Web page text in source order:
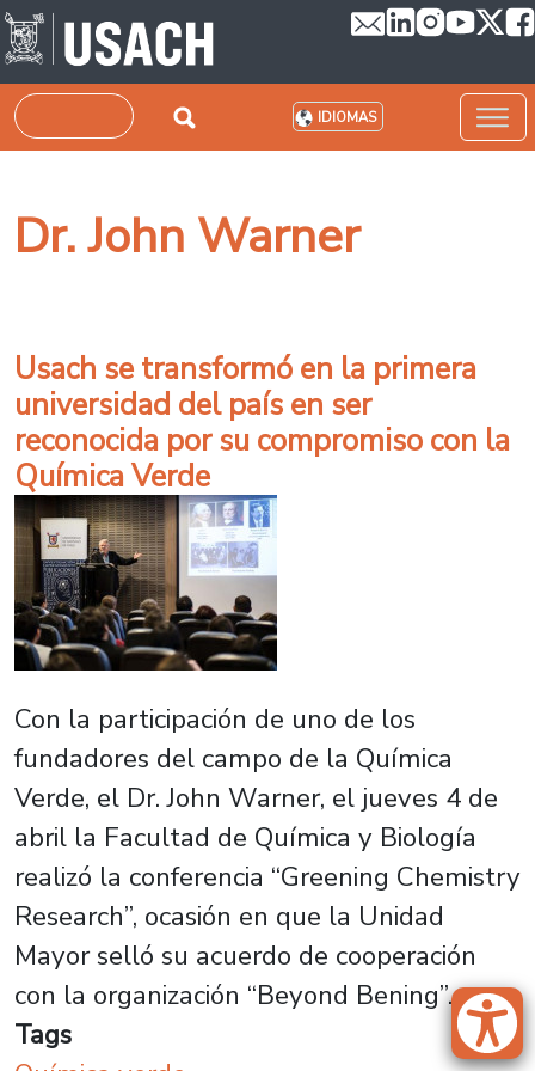
Pasar al contenido principal
Buscar IDIOMAS
Dr. John Warner
Usach se transformó en la primera
universidad del país en ser
reconocida por su compromiso con la
Química Verde
Con la participación de uno de los
fundadores del campo de la Química
Verde, el Dr. John Warner, el jueves 4 de
abril la Facultad de Química y Biología
realizó la conferencia “Greening Chemistry
Research”, ocasión en que la Unidad
Mayor selló su acuerdo de cooperación
con la organización “Beyond Bening”.
Tags